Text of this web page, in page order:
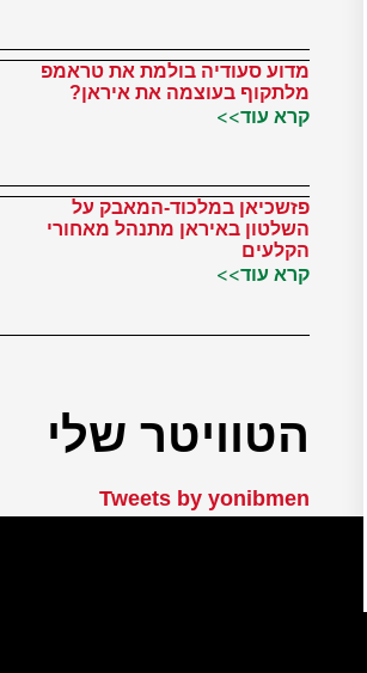
מדוע סעודיה בולמת את טראמפ
מלתקוף בעוצמה את איראן?
קרא עוד>>
פזשכיאן במלכוד-המאבק על
השלטון באיראן מתנהל מאחורי
הקלעים
קרא עוד>>
הטוויטר שלי
Tweets by yonibmen